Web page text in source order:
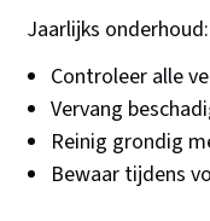
Jaarlijks onderhoud:
Controleer alle
Vervang
Reinig grondig
Bewaar tijdens